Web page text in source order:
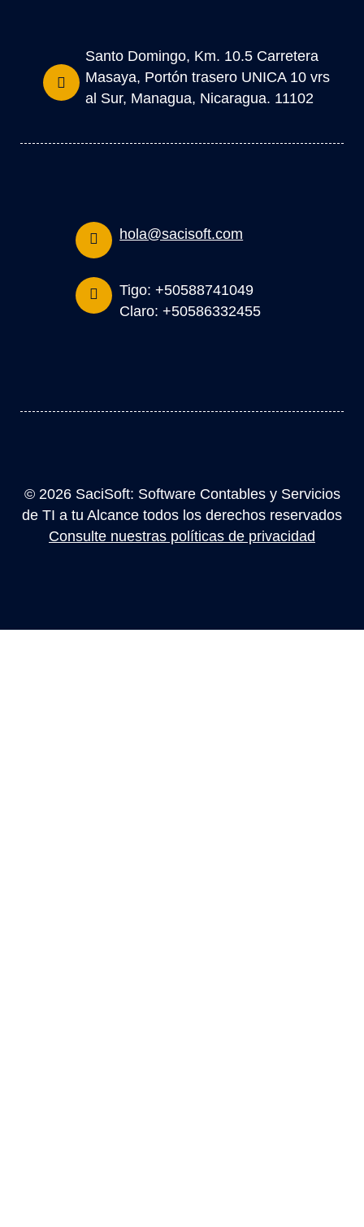
Santo Domingo, Km. 10.5 Carretera
Masaya, Portón trasero UNICA 10 vrs
al Sur, Managua, Nicaragua. 11102
hola@sacisoft.com
Tigo: +50588741049
Claro: +50586332455
© 2026 SaciSoft: Software Contables y Servicios
de TI a tu Alcance todos los derechos reservados
Consulte nuestras políticas de privacidad